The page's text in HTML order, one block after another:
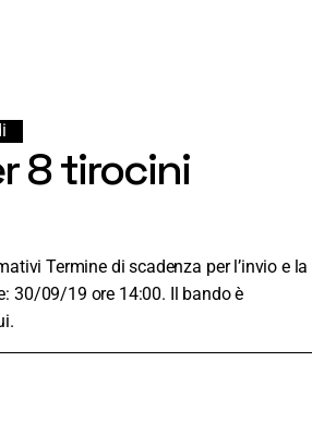
8 tirocini
Termine di scadenza per l’invio e la
30/09/19 ore 14:00. Il bando è